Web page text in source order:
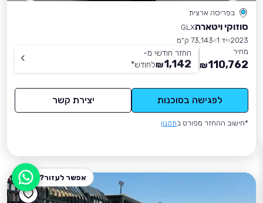
בפריסה ארצית
סוזוקי ויטארהGLX
2023 יד 1
73,143 ק״מ
מחיר
110,762
₪
החזר חודשי מ-
1,142
₪לחודש*
לפגישה בסוכנות יצירת קשר
*חישוב ההחזר מפורט בתקנון
אפשר לעזור?